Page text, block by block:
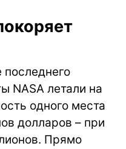
NASA летали на
одного места
долларов – при
Прямо